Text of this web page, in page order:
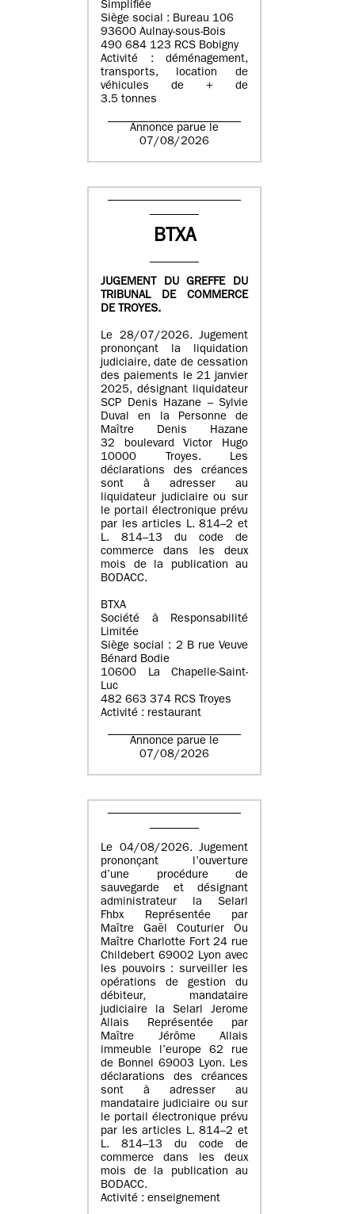
Simplifiée
Siège social : Bureau 106
93600 Aulnay-sous-Bois
490 684 123 RCS Bobigny
Activité : déménagement,
transports, location de
véhicules de + de
3.5 tonnes
Annonce parue le
07/08/2026
BTXA
JUGEMENT DU GREFFE DU
TRIBUNAL DE COMMERCE
DE TROYES.
Le 28/07/2026. Jugement
prononçant la liquidation
judiciaire, date de cessation
des paiements le 21 janvier
2025, désignant liquidateur
SCP Denis Hazane – Sylvie
Duval en la Personne de
Maître Denis Hazane
32 boulevard Victor Hugo
10000 Troyes. Les
déclarations des créances
sont à adresser au
liquidateur judiciaire ou sur
le portail électronique prévu
par les articles L. 814–2 et
L. 814–13 du code de
commerce dans les deux
mois de la publication au
BODACC.
BTXA
Société à Responsabilité
Limitée
Siège social : 2 B rue Veuve
Bénard Bodie
10600 La Chapelle-Saint-
Luc
482 663 374 RCS Troyes
Activité : restaurant
Annonce parue le
07/08/2026
Le 04/08/2026. Jugement
prononçant l’ouverture
d’une procédure de
sauvegarde et désignant
administrateur la Selarl
Fhbx Représentée par
Maître Gaël Couturier Ou
Maître Charlotte Fort 24 rue
Childebert 69002 Lyon avec
les pouvoirs : surveiller les
opérations de gestion du
débiteur, mandataire
judiciaire la Selarl Jerome
Allais Représentée par
Maître Jérôme Allais
immeuble l’europe 62 rue
de Bonnel 69003 Lyon. Les
déclarations des créances
sont à adresser au
mandataire judiciaire ou sur
le portail électronique prévu
par les articles L. 814–2 et
L. 814–13 du code de
commerce dans les deux
mois de la publication au
BODACC.
Activité : enseignement